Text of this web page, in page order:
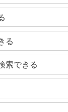
る
索できる